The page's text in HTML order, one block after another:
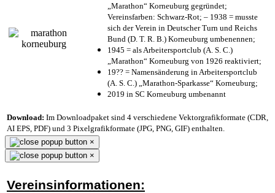
„Marathon“ Korneuburg gegründet;
Vereinsfarben: Schwarz-Rot; – 1938 = musste
sich der Verein in Deutscher Turn und Reichs
Bund (D. T. R. B.) Korneuburg umbenennen;
1945 = als Arbeitersportclub (A. S. C.)
„Marathon“ Korneuburg von 1926 reaktiviert;
19?? = Namensänderung in Arbeitersportclub
(A. S. C.) „Marathon-Sparkasse“ Korneuburg;
2019 in SC Korneuburg umbenannt
Download: Im Downloadpaket sind 4 verschiedene Vektorgrafikformate (CDR,
AI EPS, PDF) und 3 Pixelgrafikformate (JPG, PNG, GIF) enthalten.
×
×
Vereinsinformationen: